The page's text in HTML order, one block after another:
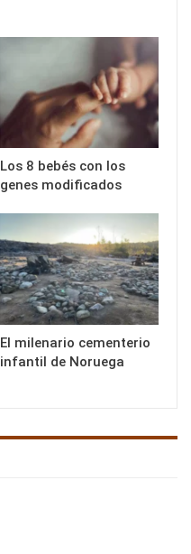
Los 8 bebés con los
genes modificados
El milenario cementerio
infantil de Noruega